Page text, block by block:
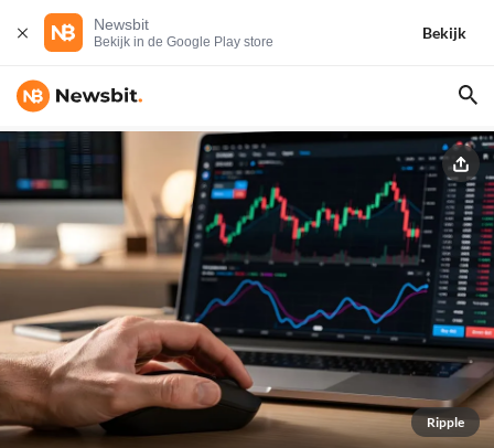
Newsbit
Bekijk in de Google Play store
Bekijk
Ripple